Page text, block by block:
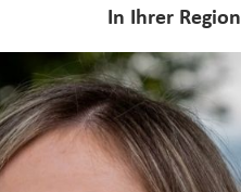
In Ihrer Region